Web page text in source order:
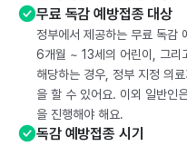
무료 독감 예방접종 대상
정부에서 제공하는 무료 독감
6개월 ~ 13세의 어린이, 그리
해당하는 경우, 정부 지정 의
을 할 수 있어요. 이외 일반인
을 진행해야 해요.
독감 예방접종 시기